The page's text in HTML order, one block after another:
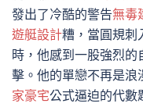
發出了冷酷的警告無毒
遊艇設計糟，當圓規刺
時，他感到一股強烈的
擊。他的單戀不再是浪
家豪宅公式逼迫的代數